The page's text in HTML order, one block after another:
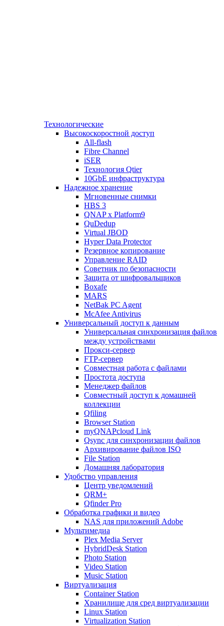
Технологические
Высокоскоростной доступ
All-flash
Fibre Channel
iSER
Технология Qtier
10GbE инфраструктура
Надежное хранение
Мгновенные снимки
HBS 3
QNAP x Platform9
QuDedup
Virtual JBOD
Hyper Data Protector
Резервное копирование
Управление RAID
Советник по безопасности
Защита от шифровальщиков
Boxafe
MARS
NetBak PC Agent
McAfee Antivirus
Универсальный доступ к данным
Универсальная синхронизация файлов
между устройствами
Прокси-сервер
FTP-сервер
Совместная работа с файлами
Простота доступа
Менеджер файлов
Совместный доступ к домашней
коллекции
Qfiling
Browser Station
myQNAPcloud Link
Qsync для синхронизации файлов
Архивирование файлов ISO
File Station
Домашняя лаборатория
Удобство управления
Центр уведомлений
QRM+
Qfinder Pro
Обработка графики и видео
NAS для приложений Adobe
Мультимедиа
Plex Media Server
HybridDesk Station
Photo Station
Video Station
Music Station
Виртуализация
Container Station
Хранилище для сред виртуализации
Linux Station
Virtualization Station